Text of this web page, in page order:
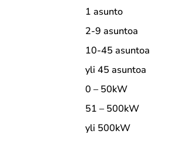
1 asunto
2-9 asuntoa
10-45 asuntoa
yli 45 asuntoa
0 – 50kW
51 – 500kW
yli 500kW